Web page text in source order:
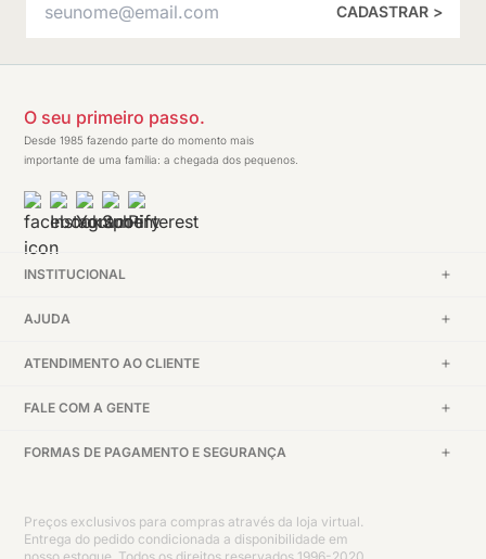
CADASTRAR >
O seu primeiro passo.
Desde 1985 fazendo parte do momento mais
importante de uma família: a chegada dos pequenos.
INSTITUCIONAL
AJUDA
ATENDIMENTO AO CLIENTE
FALE COM A GENTE
FORMAS DE PAGAMENTO E SEGURANÇA
Preços exclusivos para compras através da loja virtual.
Entrega do pedido condicionada a disponibilidade em